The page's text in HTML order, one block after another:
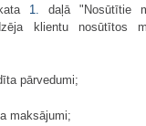
1. daļā "Nosūtītie
klientu nosūtītos
pārvedumi;
maksājumi;